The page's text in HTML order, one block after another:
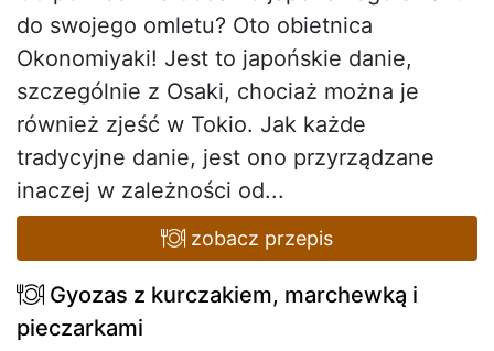
do swojego omletu? Oto obietnica
Okonomiyaki! Jest to japońskie danie,
szczególnie z Osaki, chociaż można je
również zjeść w Tokio. Jak każde
tradycyjne danie, jest ono przyrządzane
inaczej w zależności od...
zobacz przepis
Gyozas z kurczakiem, marchewką i
pieczarkami